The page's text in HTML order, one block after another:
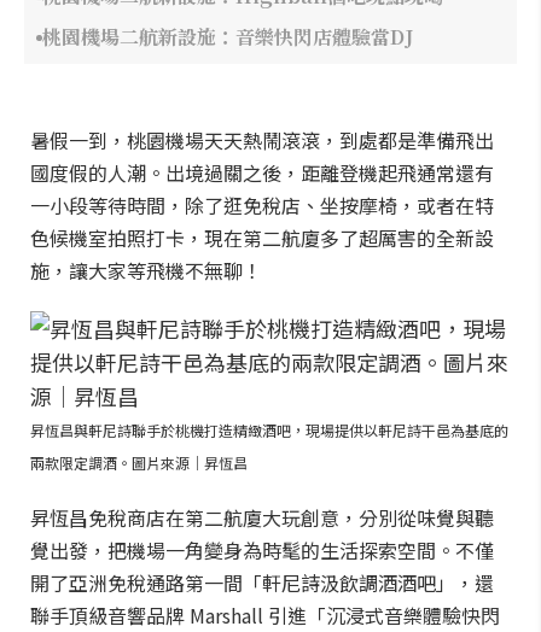
桃園機場二航新設施：音樂快閃店體驗當DJ
暑假一到，桃園機場天天熱鬧滾滾，到處都是準備飛出
國度假的人潮。出境過關之後，距離登機起飛通常還有
一小段等待時間，除了逛免稅店、坐按摩椅，或者在特
色候機室拍照打卡，現在第二航廈多了超厲害的全新設
施，讓大家等飛機不無聊！
昇恆昌與軒尼詩聯手於桃機打造精緻酒吧，現場提供以軒尼詩干邑為基底的
兩款限定調酒。圖片來源｜昇恆昌
昇恆昌免稅商店在第二航廈大玩創意，分別從味覺與聽
覺出發，把機場一角變身為時髦的生活探索空間。不僅
開了亞洲免稅通路第一間「軒尼詩汲飲調酒酒吧」，還
聯手頂級音響品牌 Marshall 引進「沉浸式音樂體驗快閃